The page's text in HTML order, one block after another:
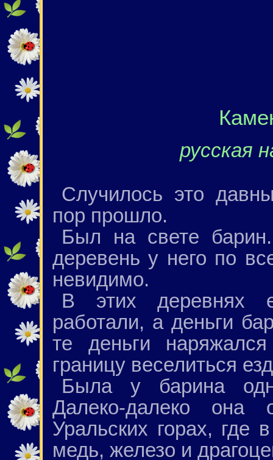
русская
Случилось это
пор прошло.
Был на свете
деревень у него по
невидимо.
В этих деревнях
работали, а деньги
те деньги
границу веселиться
Была у барина
Далеко-далеко
Уральских горах, где
медь, железо и